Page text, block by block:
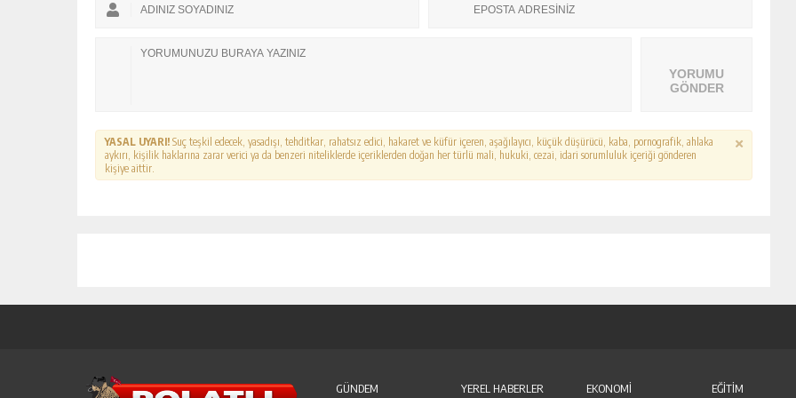
YORUMU
GÖNDER
YASAL UYARI! Suç teşkil edecek, yasadışı, tehditkar, rahatsız edici, hakaret ve küfür içeren, aşağılayıcı, küçük düşürücü, kaba, pornografik, ahlaka
aykırı, kişilik haklarına zarar verici ya da benzeri niteliklerde içeriklerden doğan her türlü mali, hukuki, cezai, idari sorumluluk içeriği gönderen
kişiye aittir.
GÜNDEM YEREL HABERLER EKONOMİ EĞİTİM